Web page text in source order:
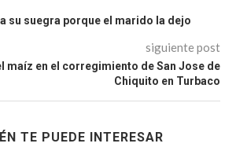
su suegra porque el marido la dejo
siguiente post
maíz en el corregimiento de San Jose de
Chiquito en Turbaco
TE PUEDE INTERESAR